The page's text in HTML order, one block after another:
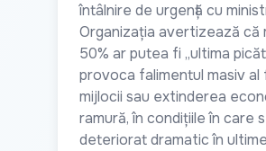
întâlnire de urgență cu
Organizația avertizează că
50% ar putea fi „ultima
provoca falimentul masiv al
mijlocii sau extinderea
ramură, în condițiile în care
deteriorat dramatic în